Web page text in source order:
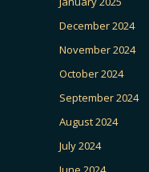
December 2024
November 2024
October 2024
September 2024
August 2024
July 2024